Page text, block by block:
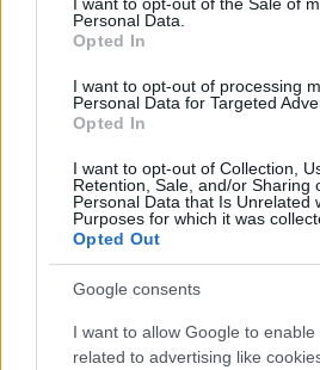
Personal Data.
Opted In
I want to opt-out of processing
Personal Data for Targeted
Opted In
I want to opt-out of Collection,
Retention, Sale, and/or Sharing
Personal Data that Is Unrelated
Purposes for which it was
Opted Out
Google consents
I want to allow Google to enable
related to advertising like